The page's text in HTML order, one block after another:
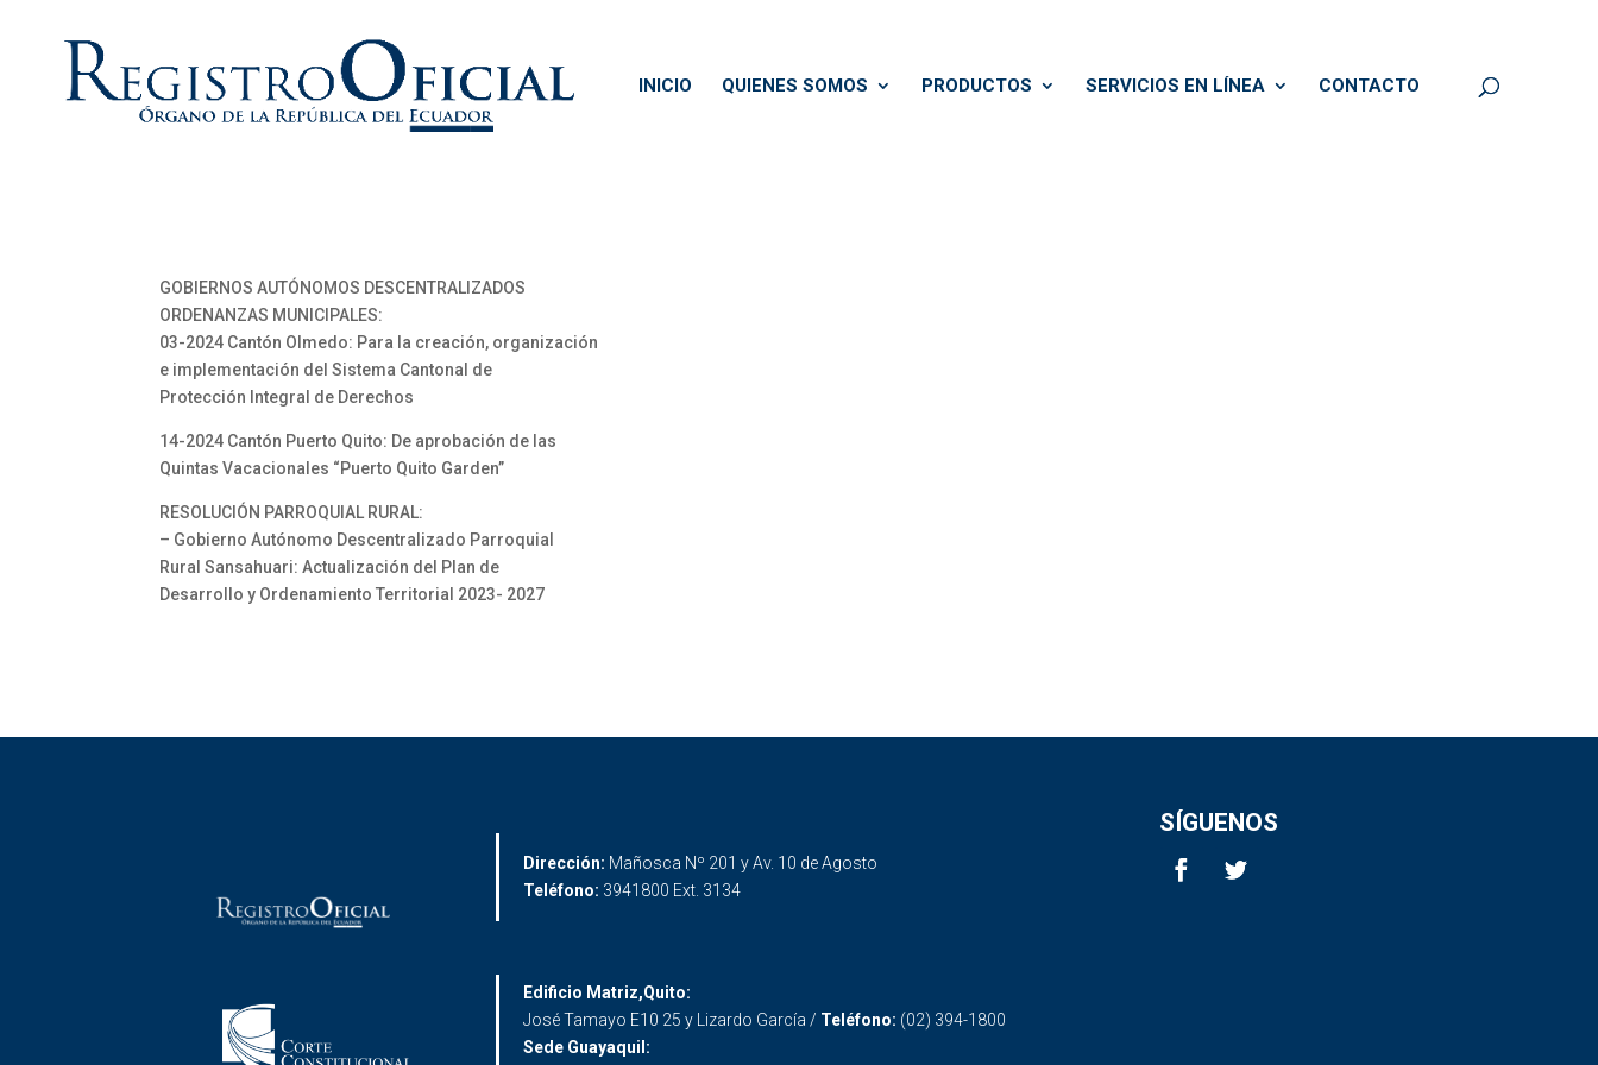
INICIO QUIENES SOMOS PRODUCTOS SERVICIOS EN LÍNEA CONTACTO
GOBIERNOS AUTÓNOMOS DESCENTRALIZADOS
ORDENANZAS MUNICIPALES:
03-2024 Cantón Olmedo: Para la creación, organización
e implementación del Sistema Cantonal de
Protección Integral de Derechos
14-2024 Cantón Puerto Quito: De aprobación de las
Quintas Vacacionales “Puerto Quito Garden”
RESOLUCIÓN PARROQUIAL RURAL:
– Gobierno Autónomo Descentralizado Parroquial
Rural Sansahuari: Actualización del Plan de
Desarrollo y Ordenamiento Territorial 2023- 2027
Dirección: Mañosca Nº 201 y Av. 10 de Agosto
Teléfono: 3941800 Ext. 3134
SÍGUENOS
Edificio Matriz,Quito:
José Tamayo E10 25 y Lizardo García / Teléfono: (02) 394-1800
Sede Guayaquil: